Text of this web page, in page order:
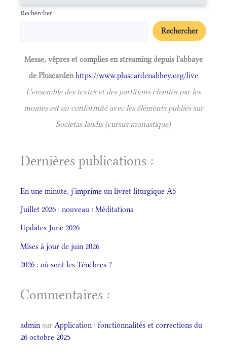
Rechercher
Rechercher
Messe, vêpres et complies en streaming depuis l'abbaye
de Pluscardenhttps://www.pluscardenabbey.org/live
L'ensemble des textes et des partitions chantés par les
moines est en conformité avec les éléments publiés sur
Societas laudis (cursus monastique)
Dernières publications :
En une minute, j’imprime un livret liturgique A5
Juillet 2026 : nouveau : Méditations
Updates June 2026
Mises à jour de juin 2026
2026 : où sont les Ténèbres ?
Commentaires :
admin sur Application : fonctionnalités et corrections du
26 octobre 2025